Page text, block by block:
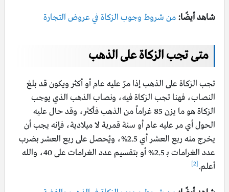
شاهد أيضًا: من شروط وجوب الزكاة في عروض التجارة
متى تجب الزكاة على الذهب
تجب الزكاة على الذهب إذا مرّ عليه عام أو أكثر ويكون قد بلغ
النصاب، فهنا تجب الزكاة فيه، ونصاب الذهب الذي يوجب
الزكاة هو ما يزن 85 غراماً من الذهب فأكثر، وقد حال عليه
الحول أي مر عليه عام أو سنة قمرية لا ميلادية، فإنه يجب أن
يخرج منه ربع العشر أي 2.5%، ويُحصل على ربع العشر بضرب
عدد الغرامات بـ 2.5% أو بتقسيم عدد الغرامات على 40، والله
أعلم.[2]